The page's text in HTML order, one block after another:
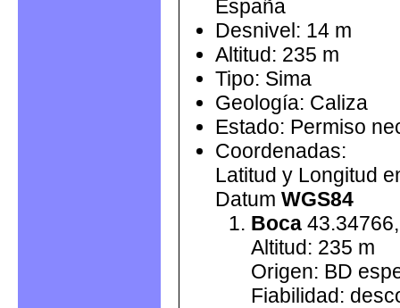
España
Desnivel: 14 m
Altitud: 235 m
Tipo: Sima
Geología: Caliza
Estado: Permiso
Coordenadas:
Latitud y Longitud
Datum WGS84
Boca
Altitud: 235 m
Origen: BD
Fiabilidad: